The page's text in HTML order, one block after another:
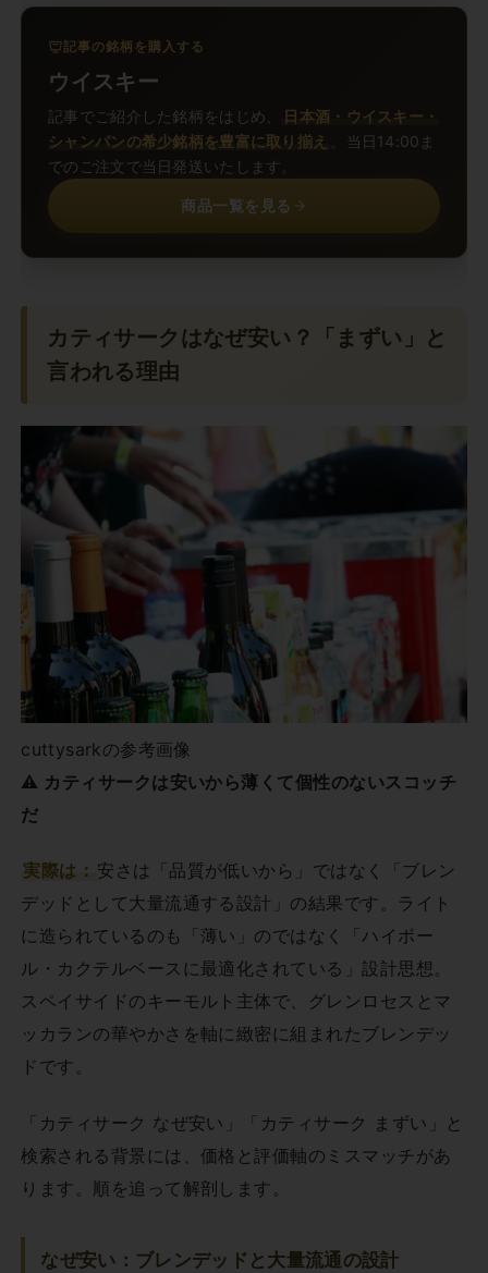
記事の銘柄を購入する
ウイスキー
記事でご紹介した銘柄をはじめ、
日本酒・ウイスキー・
シャンパンの希少銘柄を豊富に取り揃え
。当日14:00ま
でのご注文で当日発送いたします。
商品一覧を見る
カティサークはなぜ安い？「まずい」と
言われる理由
cuttysarkの参考画像
⚠ カティサークは安いから薄くて個性のないスコッチ
だ
実際は： 安さは「品質が低いから」ではなく「ブレン
デッドとして大量流通する設計」の結果です。ライト
に造られているのも「薄い」のではなく「ハイボー
ル・カクテルベースに最適化されている」設計思想。
スペイサイドのキーモルト主体で、グレンロセスとマ
ッカランの華やかさを軸に緻密に組まれたブレンデッ
ドです。
「カティサーク なぜ安い」「カティサーク まずい」と
検索される背景には、価格と評価軸のミスマッチがあ
ります。順を追って解剖します。
なぜ安い：ブレンデッドと大量流通の設計